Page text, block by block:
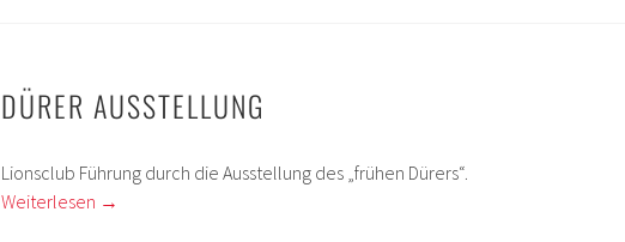
DÜRER AUSSTELLUNG
Lionsclub Führung durch die Ausstellung des „frühen Dürers“.
Weiterlesen →